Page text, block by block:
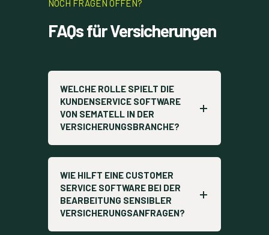
NOCH FRAGEN OFFEN?
FAQs für Versicherungen
WELCHE ROLLE SPIELT DIE
KUNDENSERVICE SOFTWARE
VON SEMATELL IN DER
VERSICHERUNGSBRANCHE?
WIE HILFT EINE CUSTOMER
SERVICE SOFTWARE BEI DER
BEARBEITUNG SENSIBLER
VERSICHERUNGSANFRAGEN?